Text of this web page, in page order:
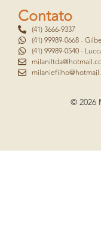
Contato
(41) 3666-9337
(41) 99989-0668 -
(41) 99989-0540 -
© 2026